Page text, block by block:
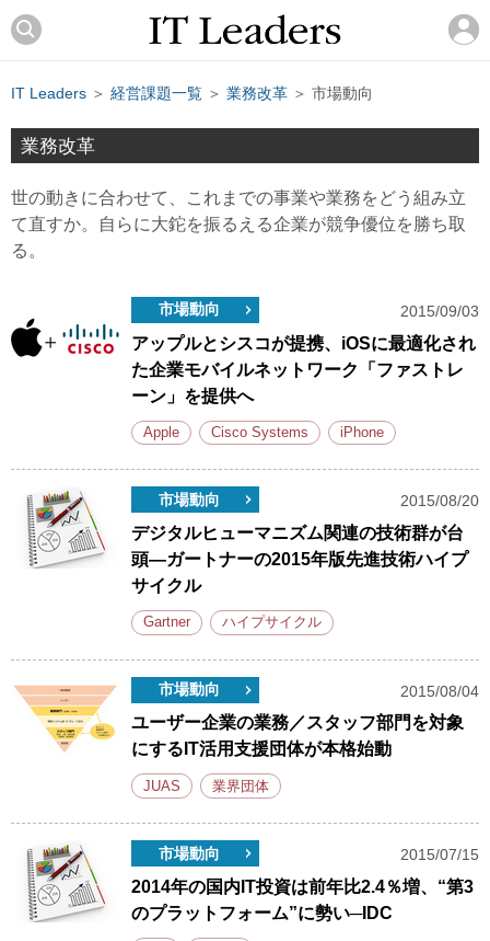
IT Leaders ＞ 経営課題一覧 ＞ 業務改革 ＞ 市場動向
業務改革
世の動きに合わせて、これまでの事業や業務をどう組み立
て直すか。自らに大鉈を振るえる企業が競争優位を勝ち取
る。
市場動向 2015/09/03
アップルとシスコが提携、iOSに最適化され
た企業モバイルネットワーク「ファストレ
ーン」を提供へ
Apple Cisco Systems iPhone
市場動向 2015/08/20
デジタルヒューマニズム関連の技術群が台
頭―ガートナーの2015年版先進技術ハイプ
サイクル
Gartner ハイプサイクル
市場動向 2015/08/04
ユーザー企業の業務／スタッフ部門を対象
にするIT活用支援団体が本格始動
JUAS 業界団体
市場動向 2015/07/15
2014年の国内IT投資は前年比2.4％増、“第3
のプラットフォーム”に勢い─IDC